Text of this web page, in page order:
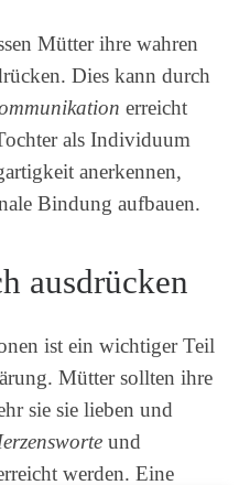
Mütter ihre wahren
Dies kann durch
erreicht
als Individuum
anerkennen,
Bindung aufbauen.
ausdrücken
ist ein wichtiger Teil
Mütter sollten ihre
sie sie lieben und
und
werden. Eine